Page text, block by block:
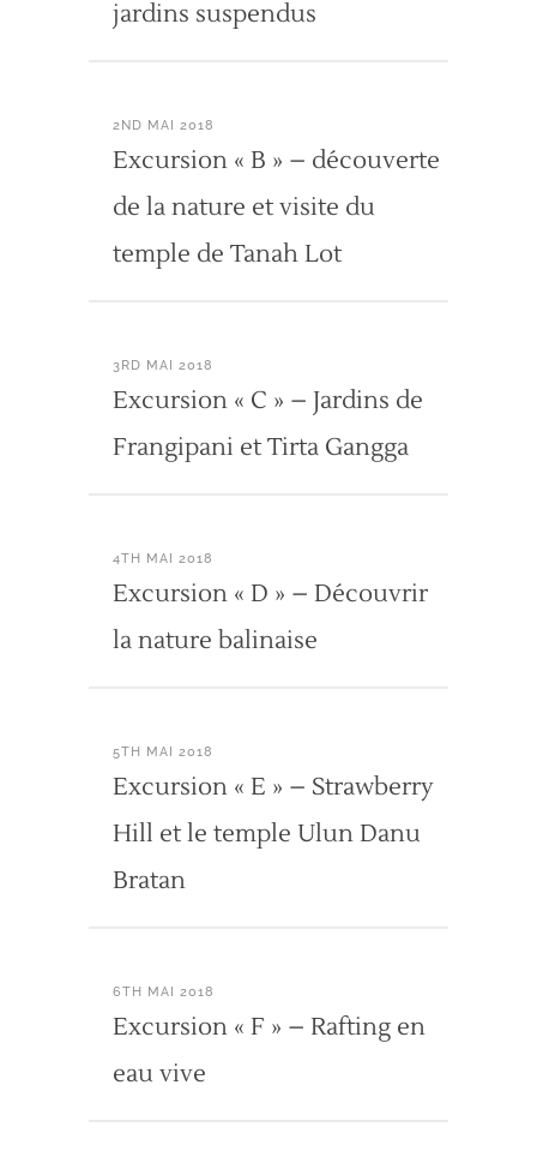
jardins suspendus
2ND MAI 2018
Excursion « B » – découverte
de la nature et visite du
temple de Tanah Lot
3RD MAI 2018
Excursion « C » – Jardins de
Frangipani et Tirta Gangga
4TH MAI 2018
Excursion « D » – Découvrir
la nature balinaise
5TH MAI 2018
Excursion « E » – Strawberry
Hill et le temple Ulun Danu
Bratan
6TH MAI 2018
Excursion « F » – Rafting en
eau vive